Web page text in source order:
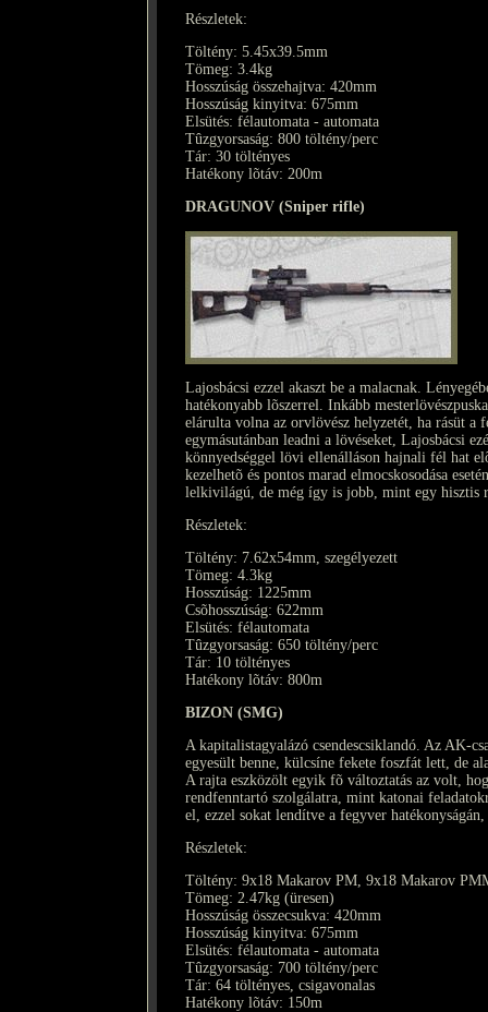
Részletek:
Töltény: 5.45x39.5mm
Tömeg: 3.4kg
Hosszúság összehajtva: 420mm
Hosszúság kinyitva: 675mm
Elsütés: félautomata - automata
Tûzgyorsaság: 800 töltény/perc
Tár: 30 töltényes
Hatékony lõtáv: 200m
DRAGUNOV (Sniper rifle)
Lajosbácsi ezzel akaszt be a malacnak.
hatékonyabb lõszerrel. Inkább
elárulta volna az orvlövész helyzetét, ha rásüt a
egymásutánban leadni a lövéseket, Lajosbácsi
könnyedséggel lövi ellenálláson hajnali fél hat
kezelhetõ és pontos marad elmocskosodása
lelkivilágú, de még így is jobb, mint egy hisztis
Részletek:
Töltény: 7.62x54mm, szegélyezett
Tömeg: 4.3kg
Hosszúság: 1225mm
Csõhosszúság: 622mm
Elsütés: félautomata
Tûzgyorsaság: 650 töltény/perc
Tár: 10 töltényes
Hatékony lõtáv: 800m
BIZON (SMG)
A kapitalistagyalázó csendescsiklandó. Az AK-
egyesült benne, külcsíne fekete foszfát lett, de
A rajta eszközölt egyik fõ változtatás az volt,
rendfenntartó szolgálatra, mint katonai
el, ezzel sokat lendítve a fegyver hatékonyságán,
Részletek:
Töltény: 9x18 Makarov PM, 9x18 Makarov
Tömeg: 2.47kg (üresen)
Hosszúság összecsukva: 420mm
Hosszúság kinyitva: 675mm
Elsütés: félautomata - automata
Tûzgyorsaság: 700 töltény/perc
Tár: 64 töltényes, csigavonalas
Hatékony lõtáv: 150m